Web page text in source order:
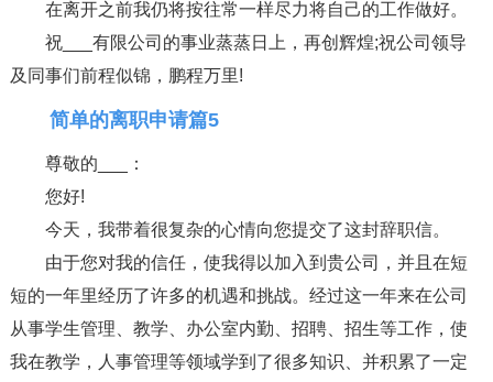
在离开之前我仍将按往常一样尽力将自己的工作做好。
祝___有限公司的事业蒸蒸日上，再创辉煌;祝公司领导
及同事们前程似锦，鹏程万里!
简单的离职申请篇5
尊敬的___：
您好!
今天，我带着很复杂的心情向您提交了这封辞职信。
由于您对我的信任，使我得以加入到贵公司，并且在短
短的一年里经历了许多的机遇和挑战。经过这一年来在公司
从事学生管理、教学、办公室内勤、招聘、招生等工作，使
我在教学，人事管理等领域学到了很多知识、并积累了一定